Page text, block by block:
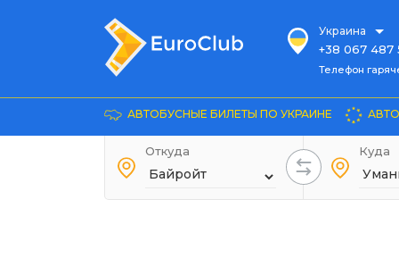
Украина
+38 067 487
Телефон гарячей
Довідка
+38 044 486
+38 067 240
Телефон
АВТОБУСНЫЕ БИЛЕТЫ ПО УКРАИНЕ
Откуда Куда